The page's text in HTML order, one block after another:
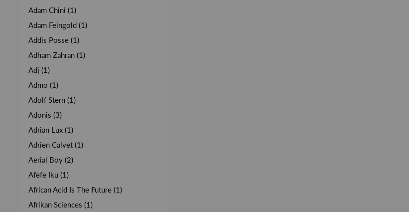
Adam Chini (1)
Adam Feingold (1)
Addis Posse (1)
Adham Zahran (1)
Adj (1)
Admo (1)
Adolf Stern (1)
Adonis (3)
Adrian Lux (1)
Adrien Calvet (1)
Aerial Boy (2)
Afefe Iku (1)
African Acid Is The Future (1)
Afrikan Sciences (1)